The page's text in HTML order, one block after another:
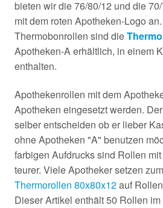
bieten wir die 76/80/12 und die
mit dem roten Apotheken-Logo
Thermobonrollen sind die
Apotheken-A erhältlich, in einem
enthalten.
Apothekenrollen mit dem
Apotheken eingesetzt werden.
selber entscheiden ob er lieber
ohne Apotheken "A" benutzen
farbigen Aufdrucks sind Rollen
teurer. Viele Apotheker setzen
Thermorollen 80x80x12auf
Dieser Artikel enthält 50 Rollen im